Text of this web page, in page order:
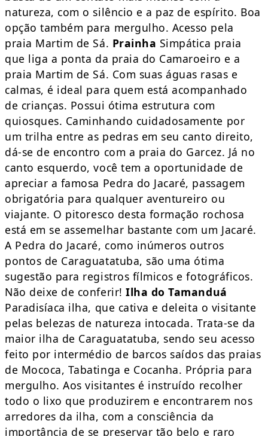
natureza, com o silêncio e a paz de espírito. Boa
opção também para mergulho. Acesso pela
praia Martim de Sá. Prainha Simpática praia
que liga a ponta da praia do Camaroeiro e a
praia Martim de Sá. Com suas águas rasas e
calmas, é ideal para quem está acompanhado
de crianças. Possui ótima estrutura com
quiosques. Caminhando cuidadosamente por
um trilha entre as pedras em seu canto direito,
dá-se de encontro com a praia do Garcez. Já no
canto esquerdo, você tem a oportunidade de
apreciar a famosa Pedra do Jacaré, passagem
obrigatória para qualquer aventureiro ou
viajante. O pitoresco desta formação rochosa
está em se assemelhar bastante com um Jacaré.
A Pedra do Jacaré, como inúmeros outros
pontos de Caraguatatuba, são uma ótima
sugestão para registros fílmicos e fotográficos.
Não deixe de conferir!Ilha do Tamanduá
Paradisíaca ilha, que cativa e deleita o visitante
pelas belezas de natureza intocada. Trata-se da
maior ilha de Caraguatatuba, sendo seu acesso
feito por intermédio de barcos saídos das praias
de Mococa, Tabatinga e Cocanha. Própria para
mergulho. Aos visitantes é instruído recolher
todo o lixo que produzirem e encontrarem nos
arredores da ilha, com a consciência da
importância de se preservar tão belo e raro